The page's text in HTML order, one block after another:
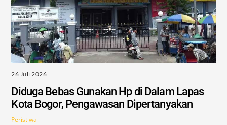
26 Juli 2026
Diduga Bebas Gunakan Hp di Dalam Lapas
Kota Bogor, Pengawasan Dipertanyakan
Peristiwa